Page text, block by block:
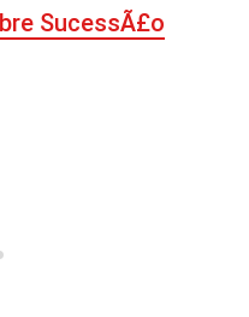
SucessÃ£o